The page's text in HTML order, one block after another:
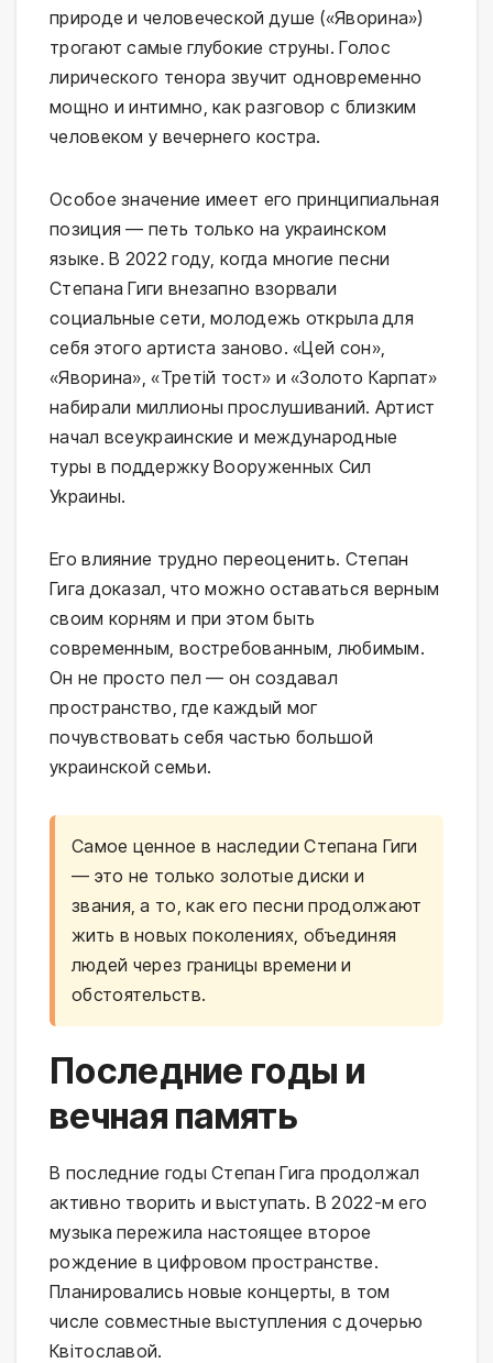
природе и человеческой душе («Яворина»)
трогают самые глубокие струны. Голос
лирического тенора звучит одновременно
мощно и интимно, как разговор с близким
человеком у вечернего костра.
Особое значение имеет его принципиальная
позиция — петь только на украинском
языке. В 2022 году, когда многие песни
Степана Гиги внезапно взорвали
социальные сети, молодежь открыла для
себя этого артиста заново. «Цей сон»,
«Яворина», «Третій тост» и «Золото Карпат»
набирали миллионы прослушиваний. Артист
начал всеукраинские и международные
туры в поддержку Вооруженных Сил
Украины.
Его влияние трудно переоценить. Степан
Гига доказал, что можно оставаться верным
своим корням и при этом быть
современным, востребованным, любимым.
Он не просто пел — он создавал
пространство, где каждый мог
почувствовать себя частью большой
украинской семьи.
Самое ценное в наследии Степана Гиги
— это не только золотые диски и
звания, а то, как его песни продолжают
жить в новых поколениях, объединяя
людей через границы времени и
обстоятельств.
Последние годы и
вечная память
В последние годы Степан Гига продолжал
активно творить и выступать. В 2022-м его
музыка пережила настоящее второе
рождение в цифровом пространстве.
Планировались новые концерты, в том
числе совместные выступления с дочерью
Квітославой.